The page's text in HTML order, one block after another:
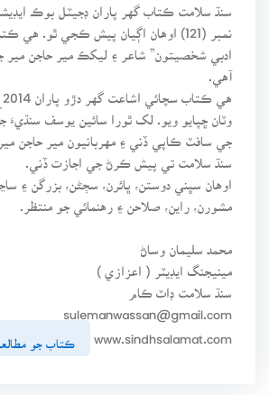
سنڌ سلامت ڪتاب گهر پاران ڊجيٽل بوڪ
نمبر (121) اوهان اڳيان پيش ڪجي ٿو. هي
ادبي شخصيتون” شاعر ۽ ليکڪ مير حاجن مير
آهي.
وٽان ڇپايو ويو. لک ٿورا سائين يوسف سنڌيءَ
جي سافٽ ڪاپي ڏني ۽ مهربانيون مير حاجن
سنڌ سلامت تي پيش ڪرڻ جي اجازت ڏني.
اوهان سڀني دوستن، ڀائرن، سڄڻن، بزرگن ۽
مشورن، راين، صلاحن ۽ رهنمائي جو منتظر.
محمد سليمان وساڻ
مينيجنگ ايڊيٽر ( اعزازي )
سنڌ سلامت ڊاٽ ڪام
sulemanwassan@gmail.com
www.sindhsalamat.com
ڪتاب جو